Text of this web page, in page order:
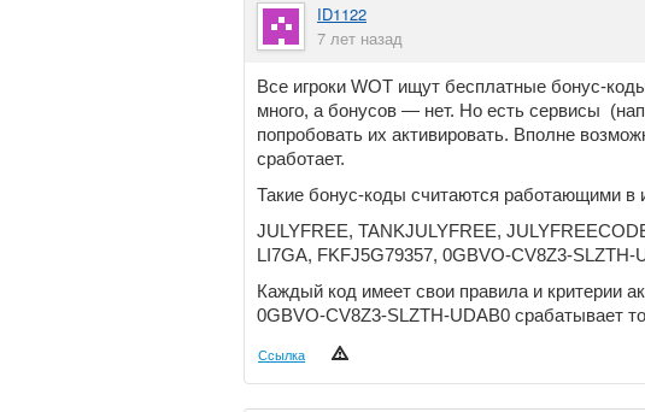
ID1122
7 лет назад
Все игроки WOT ищут бесплатные бонус-
много, а бонусов — нет. Но есть сервисы
попробовать их активировать. Вполне
сработает.
Такие бонус-коды считаются работающими в
JULYFREE, TANKJULYFREE,
LI7GA, FKFJ5G79357, 0GBVO-CV8Z3-SLZTH-
Каждый код имеет свои правила и критерии
0GBVO-CV8Z3-SLZTH-UDAB0 срабатывает
Ссылка